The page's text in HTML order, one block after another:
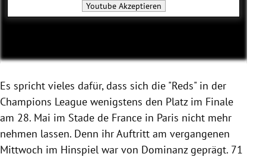
YoutubeAkzeptieren
Es spricht vieles dafür, dass sich die "Reds" in der
Champions League wenigstens den Platz im Finale
am 28. Mai im Stade de France in Paris nicht mehr
nehmen lassen. Denn ihr Auftritt am vergangenen
Mittwoch im Hinspiel war von Dominanz geprägt. 71